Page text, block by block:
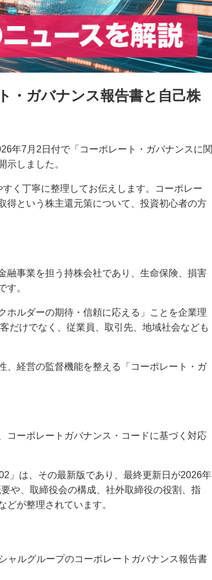
・ガバナンス報告書と自己株
年7月2日付で「コーポレート・ガバナンスに関
示しました。
く丁寧に整理してお伝えします。コーポレー
得という株主還元策について、投資初心者の方
融事業を担う持株会社であり、生命保険、損害
す。
ホルダーの期待・信頼に応える」ことを企業理
だけでなく、従業員、取引先、地域社会なども
、経営の監督機能を整える「コーポレート・ガ
コーポレートガバナンス・コードに基づく対応
」は、その最新版であり、最終更新日が2026年
や、取締役会の構成、社外取締役の役割、指
が整理されています。
ャルグループのコーポレートガバナンス報告書